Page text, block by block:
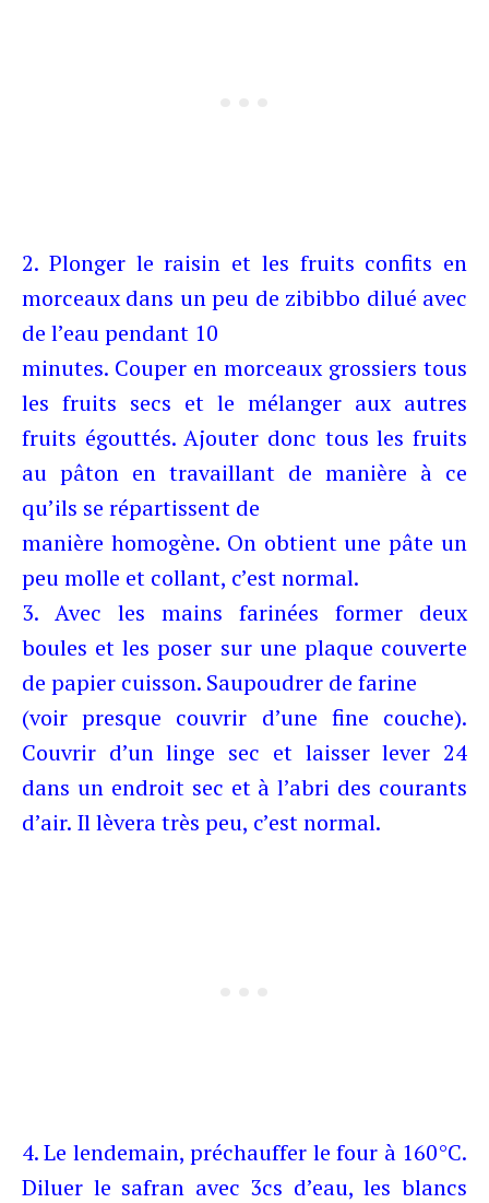
2. Plonger le raisin et les fruits confits en
morceaux dans un peu de zibibbo dilué avec
de l’eau pendant 10
minutes. Couper en morceaux grossiers tous
les fruits secs et le mélanger aux autres
fruits égouttés. Ajouter donc tous les fruits
au pâton en travaillant de manière à ce
qu’ils se répartissent de
manière homogène. On obtient une pâte un
peu molle et collant, c’est normal.
3. Avec les mains farinées former deux
boules et les poser sur une plaque couverte
de papier cuisson. Saupoudrer de farine
(voir presque couvrir d’une fine couche).
Couvrir d’un linge sec et laisser lever 24
dans un endroit sec et à l’abri des courants
d’air. Il lèvera très peu, c’est normal.
4. Le lendemain, préchauffer le four à 160°C.
Diluer le safran avec 3cs d’eau, les blancs